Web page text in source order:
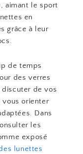
aimant le sport
en
grâce à leur
de temps
des verres
discuter de vos
vous orienter
Dans
les
exposé
lunettes